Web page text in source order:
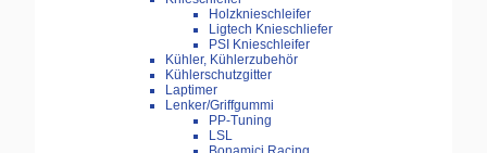
Holzknieschleifer
Ligtech Knieschliefer
PSI Knieschleifer
Kühler, Kühlerzubehör
Kühlerschutzgitter
Laptimer
Lenker/Griffgummi
PP-Tuning
LSL